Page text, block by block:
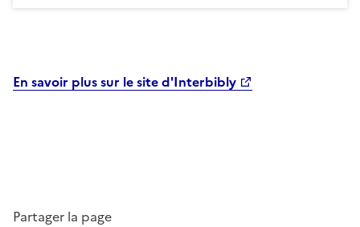
En savoir plus sur le site d'Interbibly
Partager la page